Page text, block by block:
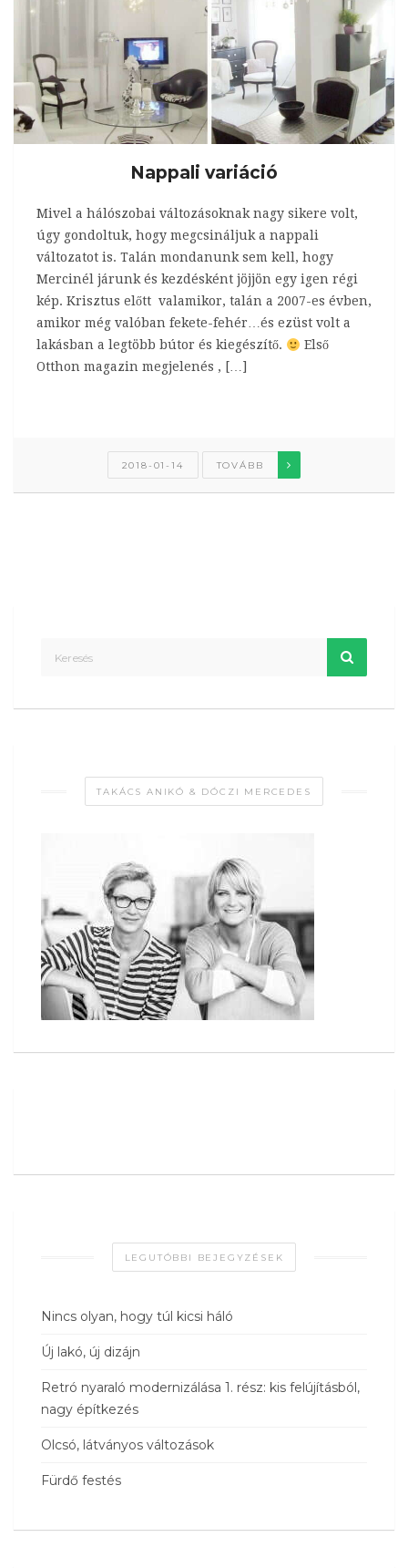
Nappali variáció
Mivel a hálószobai változásoknak nagy sikere volt,
úgy gondoltuk, hogy megcsináljuk a nappali
változatot is. Talán mondanunk sem kell, hogy
Mercinél járunk és kezdésként jöjjön egy igen régi
kép. Krisztus előtt valamikor, talán a 2007-es évben,
amikor még valóban fekete-fehér…és ezüst volt a
lakásban a legtöbb bútor és kiegészítő.
Első
Otthon magazin megjelenés , […]
2018-01-14 TOVÁBB
TAKÁCS ANIKÓ & DÓCZI MERCEDES
LEGUTÓBBI BEJEGYZÉSEK
Nincs olyan, hogy túl kicsi háló
Új lakó, új dizájn
Retró nyaraló modernizálása 1. rész: kis felújításból,
nagy építkezés
Olcsó, látványos változások
Fürdő festés